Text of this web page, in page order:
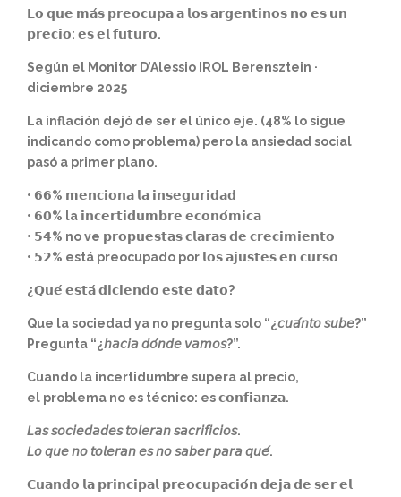
𝗟𝗼 𝗾𝘂𝗲 𝗺𝗮́𝘀 𝗽𝗿𝗲𝗼𝗰𝘂𝗽𝗮 𝗮 𝗹𝗼𝘀 𝗮𝗿𝗴𝗲𝗻𝘁𝗶𝗻𝗼𝘀 𝗻𝗼 𝗲𝘀 𝘂𝗻
𝗽𝗿𝗲𝗰𝗶𝗼: 𝗲𝘀 𝗲𝗹 𝗳𝘂𝘁𝘂𝗿𝗼.
Según el Monitor D’Alessio IROL Berensztein ·
diciembre 2025
La inflación dejó de ser el único eje. (48% lo sigue
indicando como problema) pero la ansiedad social
pasó a primer plano.
• 𝟲𝟲% 𝗺𝗲𝗻𝗰𝗶𝗼𝗻𝗮 𝗹𝗮 𝗶𝗻𝘀𝗲𝗴𝘂𝗿𝗶𝗱𝗮𝗱
• 𝟲𝟬% la 𝗶𝗻𝗰𝗲𝗿𝘁𝗶𝗱𝘂𝗺𝗯𝗿𝗲 𝗲𝗰𝗼𝗻𝗼́𝗺𝗶𝗰𝗮
• 𝟱𝟰% no ve 𝗽𝗿𝗼𝗽𝘂𝗲𝘀𝘁𝗮𝘀 𝗰𝗹𝗮𝗿𝗮𝘀 𝗱𝗲 𝗰𝗿𝗲𝗰𝗶𝗺𝗶𝗲𝗻𝘁𝗼
• 𝟱𝟮% está preocupado por 𝗹𝗼𝘀 𝗮𝗷𝘂𝘀𝘁𝗲𝘀 𝗲𝗻 𝗰𝘂𝗿𝘀𝗼
¿𝗤𝘂𝗲́ 𝗲𝘀𝘁𝗮́ 𝗱𝗶𝗰𝗶𝗲𝗻𝗱𝗼 𝗲𝘀𝘁𝗲 𝗱𝗮𝘁𝗼?
Que la sociedad ya no pregunta solo “¿𝘤𝘶𝘢́𝘯𝘵𝘰 𝘴𝘶𝘣𝘦?”
Pregunta “¿𝘩𝘢𝘤𝘪𝘢 𝘥𝘰́𝘯𝘥𝘦 𝘷𝘢𝘮𝘰𝘴?”.
Cuando la incertidumbre supera al precio,
el problema no es técnico: es 𝗰𝗼𝗻𝗳𝗶𝗮𝗻𝘇𝗮.
𝘓𝘢𝘴 𝘴𝘰𝘤𝘪𝘦𝘥𝘢𝘥𝘦𝘴 𝘵𝘰𝘭𝘦𝘳𝘢𝘯 𝘴𝘢𝘤𝘳𝘪𝘧𝘪𝘤𝘪𝘰𝘴.
𝘓𝘰 𝘲𝘶𝘦 𝘯𝘰 𝘵𝘰𝘭𝘦𝘳𝘢𝘯 𝘦𝘴 𝘯𝘰 𝘴𝘢𝘣𝘦𝘳 𝘱𝘢𝘳𝘢 𝘲𝘶𝘦́.
𝗖𝘂𝗮𝗻𝗱𝗼 𝗹𝗮 𝗽𝗿𝗶𝗻𝗰𝗶𝗽𝗮𝗹 𝗽𝗿𝗲𝗼𝗰𝘂𝗽𝗮𝗰𝗶𝗼́𝗻 𝗱𝗲𝗷𝗮 𝗱𝗲 𝘀𝗲𝗿 𝗲𝗹